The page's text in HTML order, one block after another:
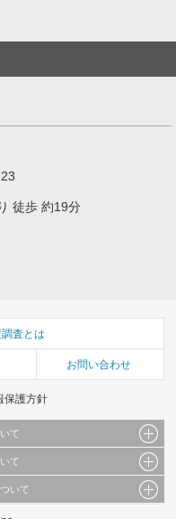
徒歩 約19分
査とは
お問い合わせ
保護方針
て
ト、画像データ等）及びこれらの配
の二次利用を行うことは固く禁じて
て
者が提出された見解・感想です。
いて